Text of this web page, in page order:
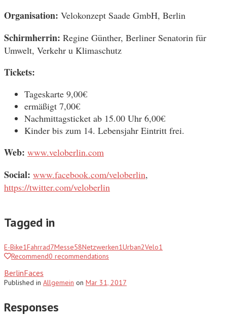
Organisation: Velokonzept Saade GmbH, Berlin
Schirmherrin: Regine Günther, Berliner Senatorin für
Umwelt, Verkehr u Klimaschutz
Tickets:
Tageskarte 9,00€
ermäßigt 7,00€
Nachmittagsticket ab 15.00 Uhr 6,00€
Kinder bis zum 14. Lebensjahr Eintritt frei.
Web: www.veloberlin.com
Social: www.facebook.com/veloberlin,
https://twitter.com/veloberlin
Tagged in
E-Bike1Fahrrad7Messe58Netzwerken1Urban2Velo1
Recommend0 recommendations
BerlinFaces
Published in Allgemein on Mar 31, 2017
Responses